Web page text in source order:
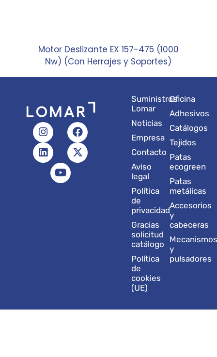
Motor Deslizante EX 157-475 (1000
Nw) (Con Herrajes y Soportes)
I
n
s
t
F
a
c
e
L
i
n
k
X
-
t
w
u
b
Suministros
Lomar
Noticias
Empresa
Contacto
Aviso
legal
Política
de
privacidad
Gracias
solicitud
catálogo
Política
de
cookies
(UE)
Oficina
Adhesivos
Catálogos
Tejidos
Patas
ecogreen
Patas
metálicas
Accesorios
y
cabeceras
y
pulsadores